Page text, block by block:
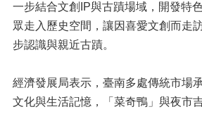
一步結合文創IP與古蹟場域，開發特
眾走入歷史空間，讓因喜愛文創而走
步認識與親近古蹟。
經濟發展局表示，臺南多處傳統市場
文化與生活記憶，「菜奇鴨」與夜市